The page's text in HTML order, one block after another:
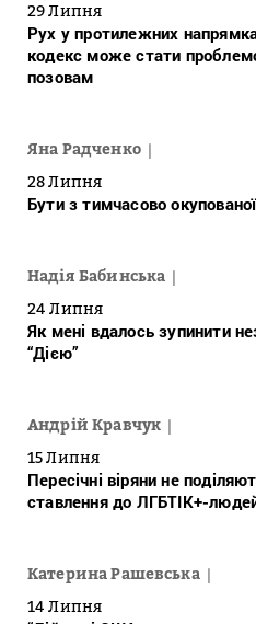
29 Липня
Рух у протилежних
кодекс може стати
позовам
Яна Радченко
28 Липня
Бути з тимчасово
Надія Бабинська
24 Липня
Як мені вдалось зупинити
“Дією”
Андрій Кравчук
15 Липня
Пересічні віряни не
ставлення до ЛГБТІК+-
Катерина Рашевська
14 Липня